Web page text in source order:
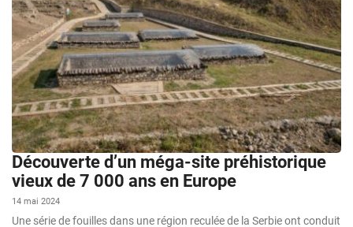
Découverte d’un méga-site préhistorique
vieux de 7 000 ans en Europe
14 mai 2024
Une série de fouilles dans une région reculée de la Serbie ont conduit